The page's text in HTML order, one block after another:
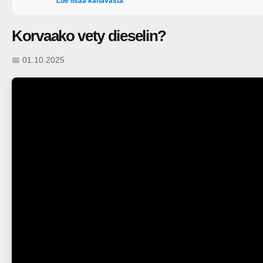
Korvaako vety dieselin?
📅 01.10.2025